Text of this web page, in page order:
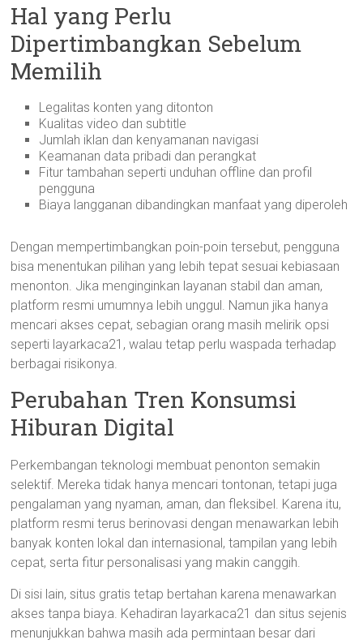
Hal yang Perlu
Dipertimbangkan Sebelum
Memilih
Legalitas konten yang ditonton
Kualitas video dan subtitle
Jumlah iklan dan kenyamanan navigasi
Keamanan data pribadi dan perangkat
Fitur tambahan seperti unduhan offline dan profil
pengguna
Biaya langganan dibandingkan manfaat yang diperoleh
Dengan mempertimbangkan poin-poin tersebut, pengguna
bisa menentukan pilihan yang lebih tepat sesuai kebiasaan
menonton. Jika menginginkan layanan stabil dan aman,
platform resmi umumnya lebih unggul. Namun jika hanya
mencari akses cepat, sebagian orang masih melirik opsi
seperti layarkaca21, walau tetap perlu waspada terhadap
berbagai risikonya.
Perubahan Tren Konsumsi
Hiburan Digital
Perkembangan teknologi membuat penonton semakin
selektif. Mereka tidak hanya mencari tontonan, tetapi juga
pengalaman yang nyaman, aman, dan fleksibel. Karena itu,
platform resmi terus berinovasi dengan menawarkan lebih
banyak konten lokal dan internasional, tampilan yang lebih
cepat, serta fitur personalisasi yang makin canggih.
Di sisi lain, situs gratis tetap bertahan karena menawarkan
akses tanpa biaya. Kehadiran layarkaca21 dan situs sejenis
menunjukkan bahwa masih ada permintaan besar dari